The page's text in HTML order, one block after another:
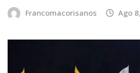
Francomacorisanos Ago